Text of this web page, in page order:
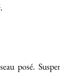
posé.